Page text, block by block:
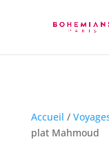
Accueil /
plat Mahmoud